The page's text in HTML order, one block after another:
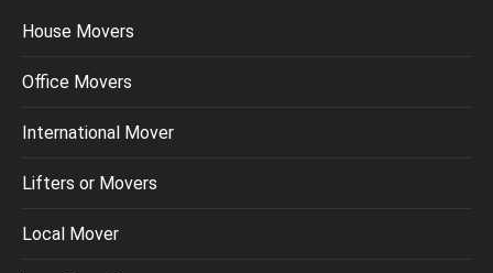
House Movers
Office Movers
International Mover
Lifters or Movers
Local Mover